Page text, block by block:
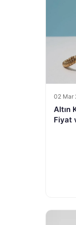
02 Mar
Altın
Fiyat